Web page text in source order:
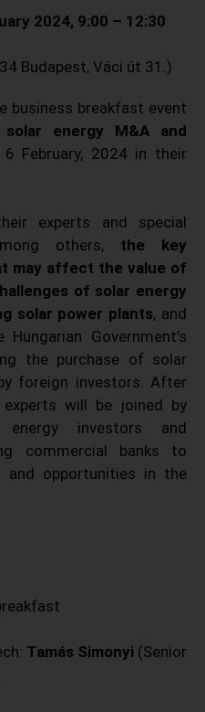
2024, 9:00 – 12:30
Budapest, Váci út 31.)
business breakfast event
energy M&A and
February, 2024 in their
experts and special
others, the key
may affect the value of
of solar energy
solar power plants, and
Government’s
the purchase of solar
foreign investors. After
experts will be joined by
energy investors and
commercial banks to
and opportunities in the
Tamás Simonyi (Senior